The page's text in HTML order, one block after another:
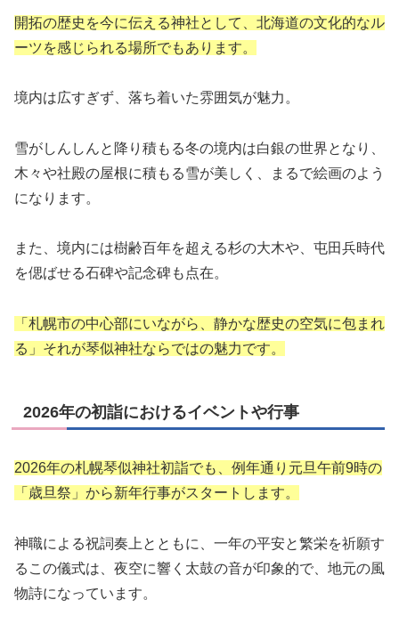
開拓の歴史を今に伝える神社として、北海道の文化的なル
ーツを感じられる場所でもあります。
境内は広すぎず、落ち着いた雰囲気が魅力。
雪がしんしんと降り積もる冬の境内は白銀の世界となり、
木々や社殿の屋根に積もる雪が美しく、まるで絵画のよう
になります。
また、境内には樹齢百年を超える杉の大木や、屯田兵時代
を偲ばせる石碑や記念碑も点在。
「札幌市の中心部にいながら、静かな歴史の空気に包まれ
る」それが琴似神社ならではの魅力です。
2026年の初詣におけるイベントや行事
2026年の札幌琴似神社初詣でも、例年通り元旦午前9時の
「歳旦祭」から新年行事がスタートします。
神職による祝詞奏上とともに、一年の平安と繁栄を祈願す
るこの儀式は、夜空に響く太鼓の音が印象的で、地元の風
物詩になっています。